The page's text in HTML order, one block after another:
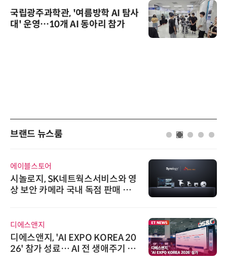
국립광주과학관, '여름방학 AI 탐사
대' 운영…10개 AI 동아리 참가
브랜드 뉴스룸
에이블스토어
시놀로지, SK네트웍스서비스와 영
상 보안 카메라 국내 독점 판매 파
디에스앤지
디에스앤지, 'AI EXPO KOREA 20
26' 참가 성료… AI 전 생애주기 아